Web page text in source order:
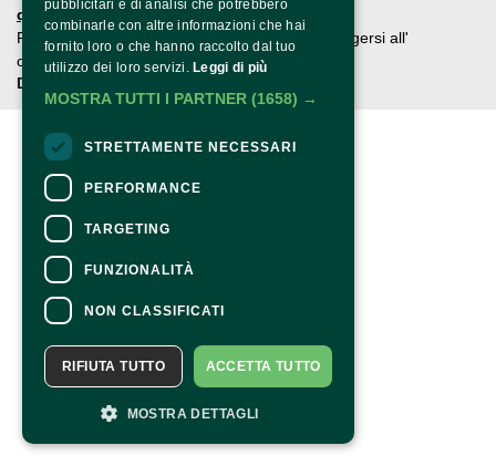
qui
Per informazioni sul programma e l'evento, rivolgersi all'
organizzatore .
Dichiarazione di accessibilità
pubblicitari e di analisi che potrebbero
combinarle con altre informazioni che hai
fornito loro o che hanno raccolto dal tuo
utilizzo dei loro servizi. Leggi di più
MOSTRA TUTTI I PARTNER (1658) →
STRETTAMENTE NECESSARI
PERFORMANCE
TARGETING
FUNZIONALITÀ
NON CLASSIFICATI
ACCETTA TUTTO
RIFIUTA TUTTO
MOSTRA DETTAGLI